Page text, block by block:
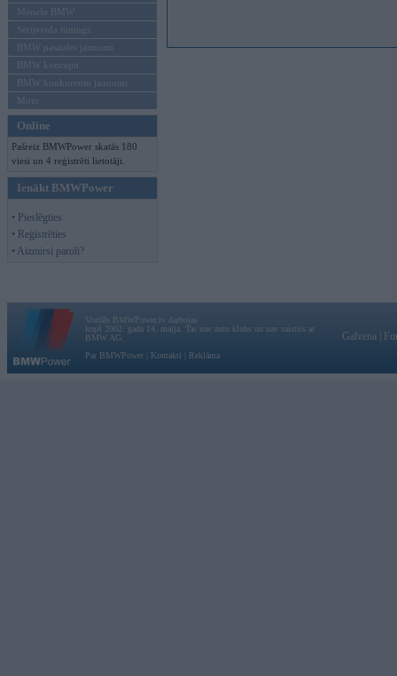
Mēneša BMW
Sērijveida tūnings
BMW pasaules jaunumi
BMW koncepti
BMW konkurentu jaunumi
Moto
Online
Pašreiz BMWPower skatās 180
viesi un 4 reģistrēti lietotāji.
Ienākt BMWPower
• Pieslēgties
• Reģistrēties
• Aizmirsi paroli?
Vortāls BMWPower.lv darbojas
kopš 2002. gada 14. maija. Tas nav auto klubs un nav saistīts ar
BMW AG.
Par BMWPower
Kontakti Reklāma
Galvena